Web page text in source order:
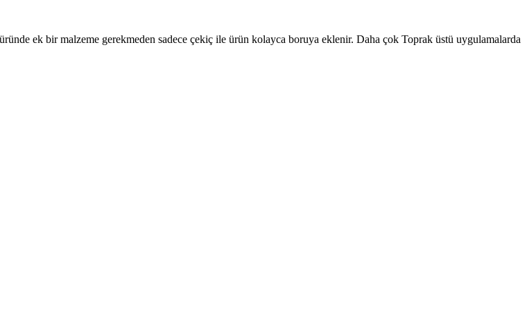
ek bir malzeme gerekmeden sadece çekiç ile ürün kolayca boruya eklenir. Daha çok Toprak üstü uygulamalarda